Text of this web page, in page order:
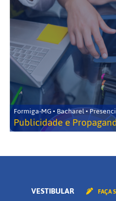
Formiga-MG • Bacharel •
Publicidade e
VESTIBULAR FAÇA